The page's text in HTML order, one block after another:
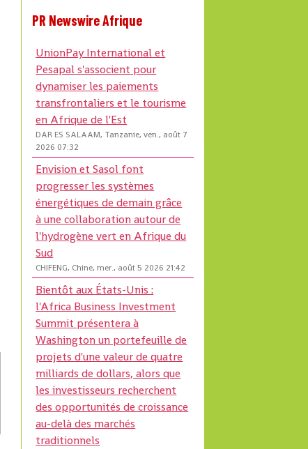
PR Newswire Afrique
UnionPay International et
Pesapal s'associent pour
dynamiser les paiements
transfrontaliers et le tourisme
en Afrique de l'Est
DAR ES SALAAM, Tanzanie, ven., août 7
2026 07:32
Envision et Sasol font
progresser les systèmes
énergétiques de demain grâce
à une collaboration autour de
l'hydrogène vert en Afrique du
Sud
CHIFENG, Chine, mer., août 5 2026 21:42
Bientôt aux États-Unis :
l'Africa Business Investment
Summit présentera à
Washington un portefeuille de
projets d'une valeur de quatre
milliards de dollars, alors que
les investisseurs recherchent
des opportunités de croissance
au-delà des marchés
traditionnels